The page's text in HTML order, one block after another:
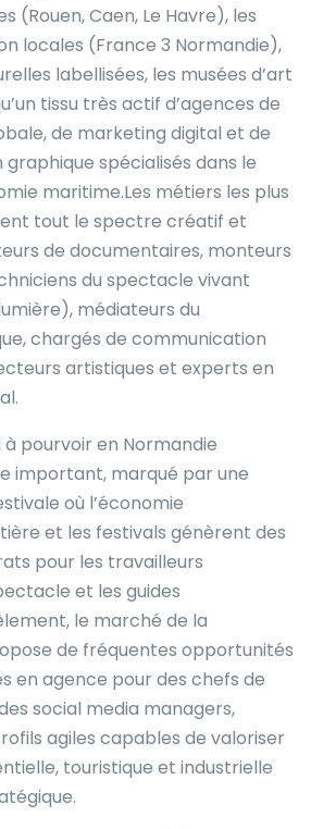
(Rouen, Caen, Le Havre), les
locales (France 3 Normandie),
labellisées, les musées d’art
tissu très actif d’agences de
de marketing digital et de
spécialisés dans le
maritime.Les métiers les plus
tout le spectre créatif et
de documentaires, monteurs
du spectacle vivant
médiateurs du
chargés de communication
artistiques et experts en
à pourvoir en Normandie
important, marqué par une
où l’économie
et les festivals génèrent des
pour les travailleurs
et les guides
le marché de la
de fréquentes opportunités
en agence pour des chefs de
social media managers,
agiles capables de valoriser
touristique et industrielle